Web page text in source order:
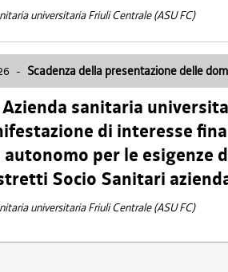
universitaria Friuli Centrale (ASU FC)
- Scadenza della presentazione delle
sanitaria
di interesse
per le esigenze
Socio Sanitari
universitaria Friuli Centrale (ASU FC)